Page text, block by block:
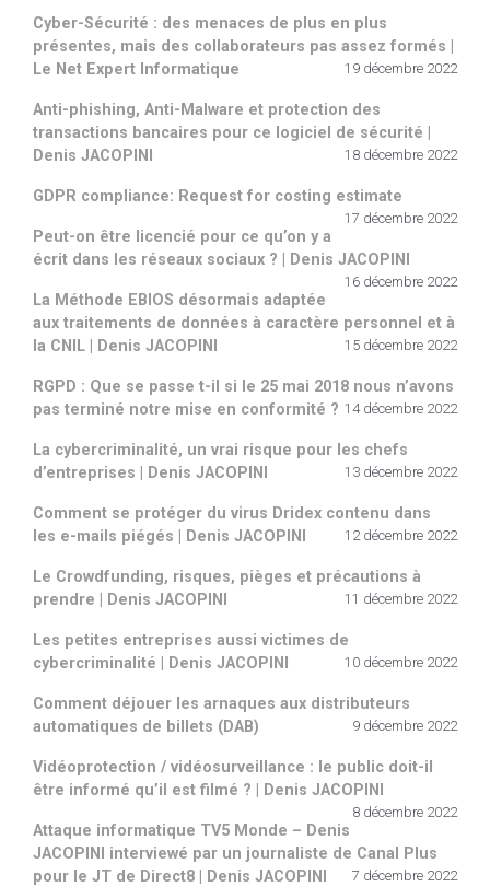
Cyber-Sécurité : des menaces de plus en plus
présentes, mais des collaborateurs pas assez formés |
Le Net Expert Informatique
19 décembre 2022
Anti-phishing, Anti-Malware et protection des
transactions bancaires pour ce logiciel de sécurité |
Denis JACOPINI
18 décembre 2022
GDPR compliance: Request for costing estimate
17 décembre 2022
Peut-on être licencié pour ce qu’on y a
écrit dans les réseaux sociaux ? | Denis JACOPINI
16 décembre 2022
La Méthode EBIOS désormais adaptée
aux traitements de données à caractère personnel et à
la CNIL | Denis JACOPINI
15 décembre 2022
RGPD : Que se passe t-il si le 25 mai 2018 nous n’avons
pas terminé notre mise en conformité ? 14 décembre 2022
La cybercriminalité, un vrai risque pour les chefs
d’entreprises | Denis JACOPINI
13 décembre 2022
Comment se protéger du virus Dridex contenu dans
les e-mails piégés | Denis JACOPINI
12 décembre 2022
Le Crowdfunding, risques, pièges et précautions à
prendre | Denis JACOPINI
11 décembre 2022
Les petites entreprises aussi victimes de
cybercriminalité | Denis JACOPINI
10 décembre 2022
Comment déjouer les arnaques aux distributeurs
automatiques de billets (DAB)
9 décembre 2022
Vidéoprotection / vidéosurveillance : le public doit-il
être informé qu’il est filmé ? | Denis JACOPINI
8 décembre 2022
Attaque informatique TV5 Monde – Denis
JACOPINI interviewé par un journaliste de Canal Plus
pour le JT de Direct8 | Denis JACOPINI
7 décembre 2022